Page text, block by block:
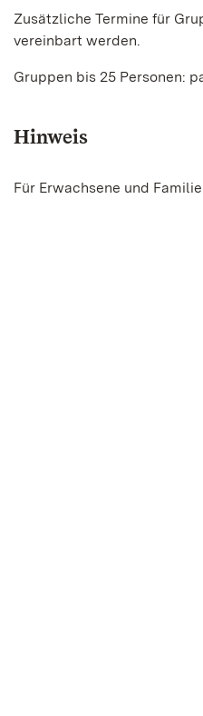
Zusätzliche Termine für
vereinbart werden.
Gruppen bis 25 Personen:
Hinweis
Für Erwachsene und